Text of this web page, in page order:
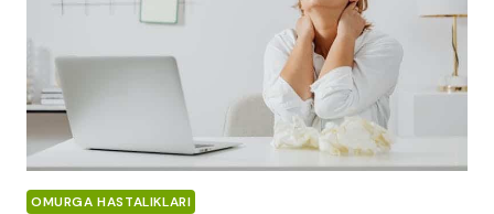
OMURGA HASTALIKLARI